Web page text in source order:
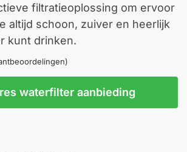
filtratieoplossing om ervoor
altijd schoon, zuiver en heerlijk
kunt drinken.
waterfilter aanbieding